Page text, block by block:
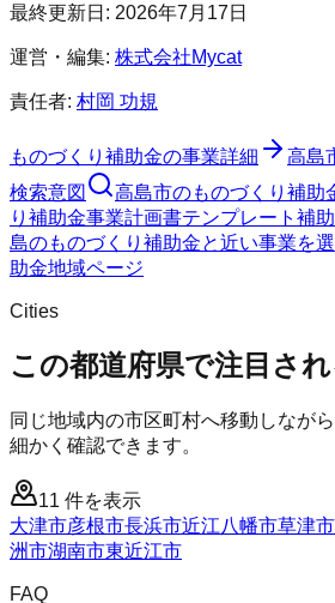
最終更新日: 2026年7月17日
運営・編集: 株式会社Mycat
責任者: 村岡 功規
ものづくり補助金の事業詳細 高島
検索意図
高島市のものづくり補助
り補助金事業計画書テンプレート 補
島のものづくり補助金と近い事業を
助金地域ページ
Cities
この都道府県で注目さ
同じ地域内の市区町村へ移動しなが
細かく確認できます。
11 件を表示
大津市彦根市長浜市近江八幡市草津市
洲市湖南市東近江市
FAQ